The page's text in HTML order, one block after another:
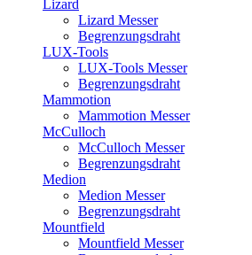
Lizard
Lizard Messer
Begrenzungsdraht
LUX-Tools
LUX-Tools Messer
Begrenzungsdraht
Mammotion
Mammotion Messer
McCulloch
McCulloch Messer
Begrenzungsdraht
Medion
Medion Messer
Begrenzungsdraht
Mountfield
Mountfield Messer